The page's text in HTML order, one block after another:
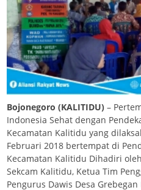
Bojonegoro (KALITIDU) –
Indonesia Sehat dengan
Kecamatan Kalitidu yang
Februari 2018 bertempat di
Kecamatan Kalitidu Dihadiri
Sekcam Kalitidu, Ketua Tim
Pengurus Dawis Desa